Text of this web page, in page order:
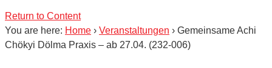
Return to Content
You are here: Home › Veranstaltungen › Gemeinsame Achi
Chökyi Dölma Praxis – ab 27.04. (232-006)